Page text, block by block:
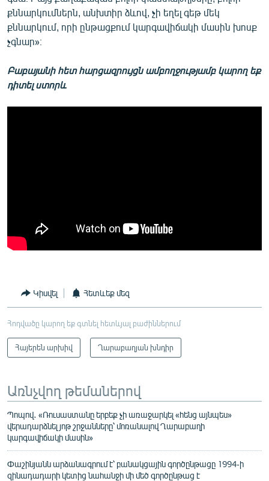
քննարկումներն, անխտիր ձևով, չի եղել գեթ մեկ
քննարկում, որի ընթացքում կարգավիճակի մասին խոսք
չգնար»։
Բաբայանի հետ հարցազրույցն ամբողջությամբ կարող եք
դիտել ստորև
Կիսվել Հետևեք մեզ
Հոդվածը կարող եք գտնել հետևյալ բաժիններում
Հայերեն արխիվ Ղարաբաղյան խնդիր
Առնչվող թեմաներով
Պոպով․ «Ռուսաստանը երբեք չի առաջարկել «հենց այնպես»
վերադարձնել յոթ շրջանները՝ մոռանալով Ղարաբաղի
կարգավիճակի մասին»
Փաշինյանն արձանագրում է՝ բանակցային գործընթացը 1994-ի
զինադադարի կետից նահանջի մի մեծ գործընթաց է